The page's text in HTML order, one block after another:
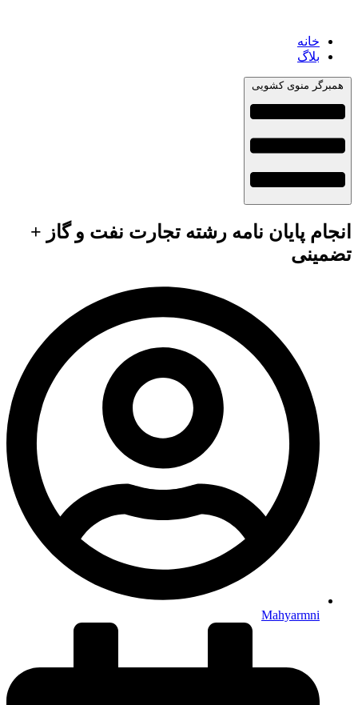
خانه
بلاگ
همبرگر منوی کشویی
انجام پایان نامه رشته تجارت نفت و گاز +
تضمینی
Mahyarmni